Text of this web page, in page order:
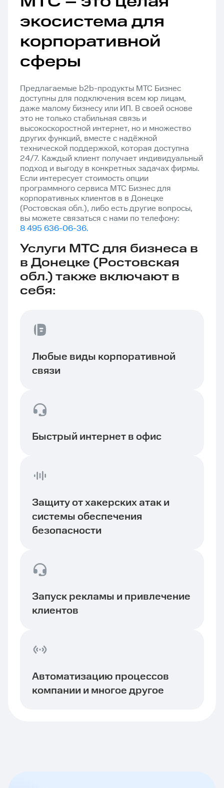
экосистема для
корпоративной
сферы
Предлагаемые b2b-продукты МТС Бизнес
доступны для подключения всем юр лицам,
даже малому бизнесу или ИП. В своей основе
это не только стабильная связь и
высокоскоростной интернет, но и множество
других функций, вместе с надёжной
технической поддержкой, которая доступна
24/7. Каждый клиент получает индивидуальный
подход и выгоду в конкретных задачах фирмы.
Если интересует стоимость опции
программного сервиса МТС Бизнес для
корпоративных клиентов в в Донецке
(Ростовская обл.), либо есть другие вопросы,
вы можете связаться с нами по телефону:
8 495 636-06-36.
Услуги МТС для бизнеса в
в Донецке (Ростовская
обл.) также включают в
себя:
Любые виды корпоративной
связи
Быстрый интернет в офис
Защиту от хакерских атак и
системы обеспечения
безопасности
Запуск рекламы и привлечение
клиентов
Автоматизацию процессов
компании и многое другое